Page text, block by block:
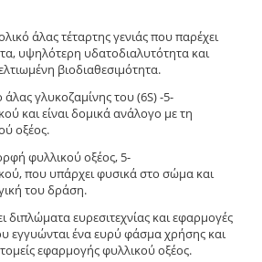
άλας τέταρτης γενιάς που παρέχει
υψηλότερη υδατοδιαλυτότητα και
βιοδιαθεσιμότητα.
γλυκοζαμίνης του (6S) -5-
και είναι δομικά ανάλογο με τη
οξέος.
φυλλικού οξέος, 5-
που υπάρχει φυσικά στο σώμα και
του δράση.
διπλώματα ευρεσιτεχνίας και εφαρμογές
εγγυώνται ένα ευρύ φάσμα χρήσης και
εφαρμογής φυλλικού οξέος.